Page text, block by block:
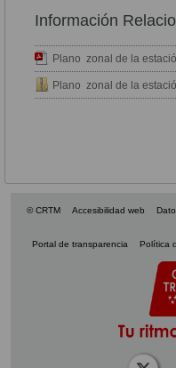
Información
Plano zonal de la
Plano zonal de la
© CRTM Accesibilidad web
Portal de transparencia Política